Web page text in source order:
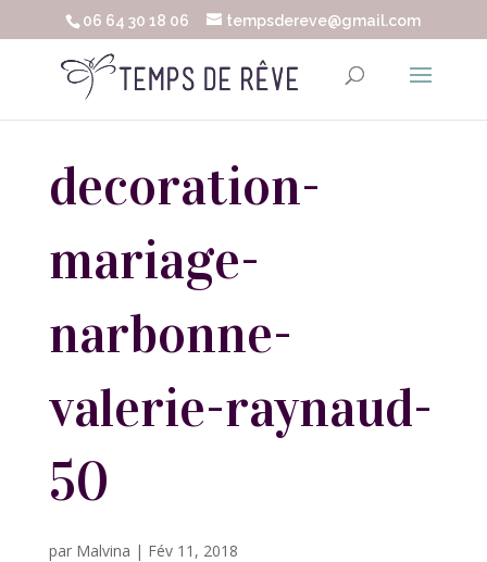
06 64 30 18 06 tempsdereve@gmail.com
decoration-
mariage-
narbonne-
valerie-raynaud-
50
par Malvina | Fév 11, 2018